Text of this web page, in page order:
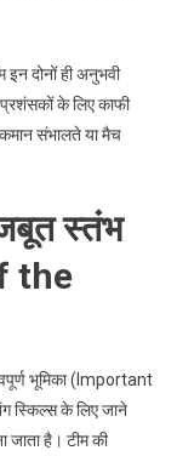
इन दोनों ही अनुभवी
के लिए काफी
कमान संभालते या मैच
स्तंभ
the
भूमिका (Important
स्किल्स के लिए जाने
जाता है। टीम की